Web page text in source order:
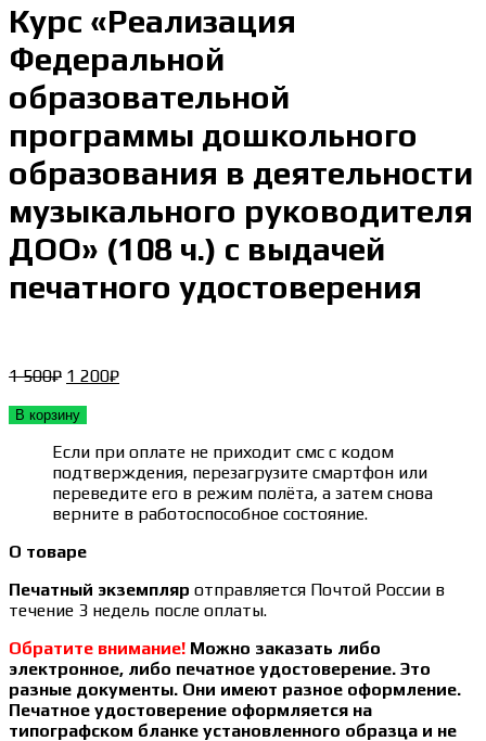
Курс «Реализация
Федеральной
образовательной
программы дошкольного
образования в деятельности
музыкального руководителя
ДОО» (108 ч.) с выдачей
печатного удостоверения
1 500₽ Первоначальная
составляла
1 200₽Текущая
В корзину
Если при оплате не приходит смс с кодом
подтверждения, перезагрузите смартфон или
переведите его в режим полёта, а затем снова
верните в работоспособное состояние.
О товаре
Печатный экземпляр отправляется Почтой России в
течение 3 недель после оплаты.
Обратите внимание! Можно заказать либо
электронное, либо печатное удостоверение. Это
разные документы. Они имеют разное оформление.
Печатное удостоверение оформляется на
типографском бланке установленного образца и не